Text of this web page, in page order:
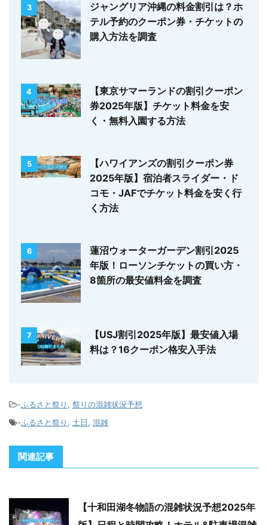
3
ジャングリア沖縄の料金割引は？ホ
テル予約のクーポン券・チケットの
購入方法を調査
4
【東京サマーランドの割引クーポン
券2025年版】チケット料金を安
く・無料入園する方法
5
【ハワイアンズの割引クーポン券
2025年版】宿泊者スライダー・ド
コモ・JAFでチケット料金を安く行
く方法
6
蓮沼ウォーターガーデン割引2025
年版！ローソンチケットの買い方・
8箇所の最安値料金を調査
7
【USJ割引2025年版】最安値入場
料は？16クーポン格安入手法
-ふるさと祭り , 祭りの混雑状況予想
-ふるさと祭り , 土日, 混雑
関連記事
【十和田湖冬物語の混雑状況予想2025年